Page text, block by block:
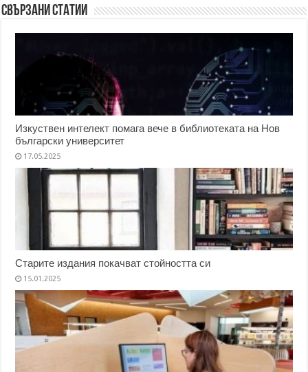
Свързани статии
Изкуствен интелект помага вече в библиотеката на Нов
български университет
17.05.2025
Старите издания покачват стойността си
15.01.2025